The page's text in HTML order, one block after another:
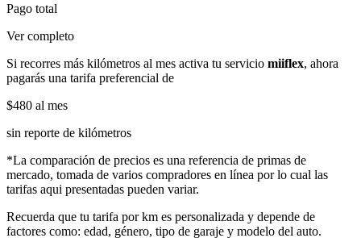
Pago total
Ver completo
Si recorres más kilómetros al mes activa tu servicio miiflex, ahora
pagarás una tarifa preferencial de
$480 al mes
sin reporte de kilómetros
*La comparación de precios es una referencia de primas de
mercado, tomada de varios compradores en línea por lo cual las
tarifas aqui presentadas pueden variar.
Recuerda que tu tarifa por km es personalizada y depende de
factores como: edad, género, tipo de garaje y modelo del auto.